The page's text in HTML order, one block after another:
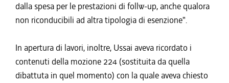
dalla spesa per le prestazioni di follw-up, anche qualora
non riconducibili ad altra tipologia di esenzione".
In apertura di lavori, inoltre, Ussai aveva ricordato i
contenuti della mozione 224 (sostituita da quella
dibattuta in quel momento) con la quale aveva chiesto